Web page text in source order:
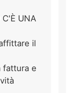
C'È UNA
il
fattura e